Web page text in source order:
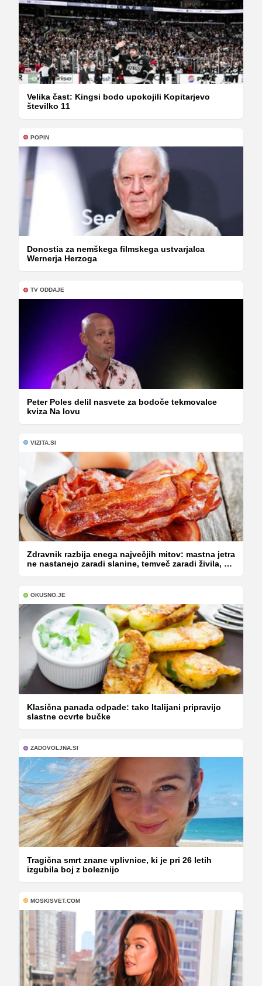
Velika čast: Kingsi bodo upokojili Kopitarjevo
številko 11
POPIN
Donostia za nemškega filmskega ustvarjalca
Wernerja Herzoga
TV ODDAJE
Peter Poles delil nasvete za bodoče tekmovalce
kviza Na lovu
VIZITA.SI
Zdravnik razbija enega največjih mitov: mastna jetra
ne nastanejo zaradi slanine, temveč zaradi živila, ki
OKUSNO.JE
Klasična panada odpade: tako Italijani pripravijo
slastne ocvrte bučke
ZADOVOLJNA.SI
Tragična smrt znane vplivnice, ki je pri 26 letih
izgubila boj z boleznijo
MOSKISVET.COM